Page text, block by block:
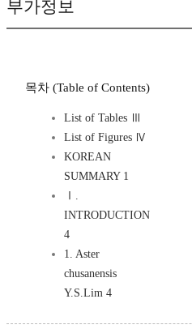
부가정보
목차 (Table of Contents)
List of Tables Ⅲ
List of Figures Ⅳ
KOREAN
SUMMARY 1
Ⅰ.
INTRODUCTION
4
1. Aster
chusanensis
Y.S.Lim 4